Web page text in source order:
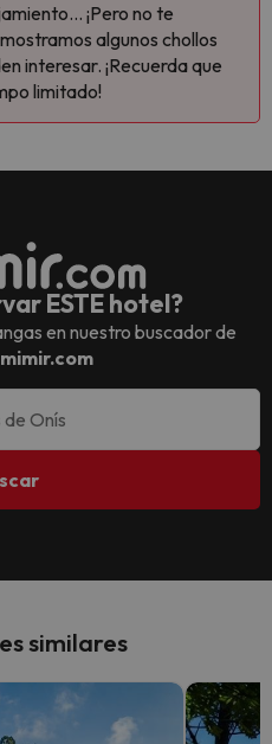
¡Pero no te
algunos chollos
interesar. ¡Recuerda que
limitado!
ESTE hotel?
en nuestro buscador de
similares